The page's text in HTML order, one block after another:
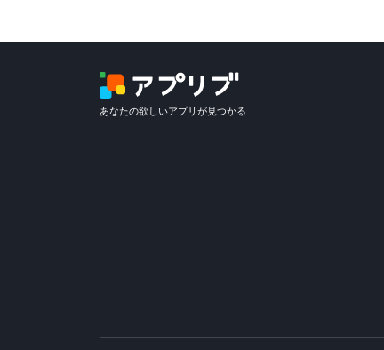
あなたの欲しいアプリが見つかる